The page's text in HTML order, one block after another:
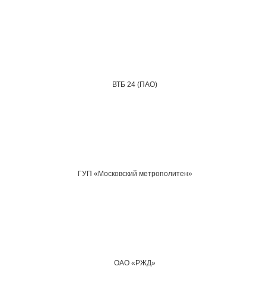
ВТБ 24 (ПАО)
ГУП «Московский метрополитен»
ОАО «РЖД»